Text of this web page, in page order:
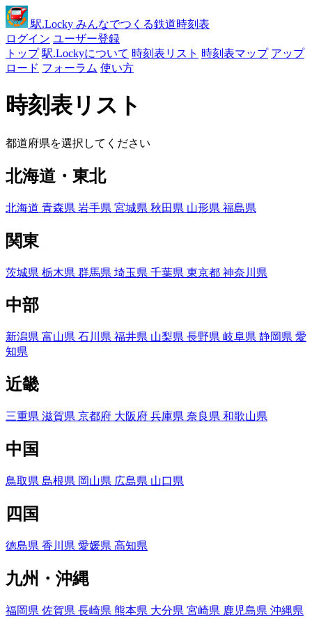
駅.Locky みんなでつくる鉄道時刻表
ログイン ユーザー登録
トップ 駅.Lockyについて 時刻表リスト 時刻表マップ アップ
ロード フォーラム 使い方
時刻表リスト
都道府県を選択してください
北海道・東北
北海道 青森県 岩手県 宮城県 秋田県 山形県 福島県
関東
茨城県 栃木県 群馬県 埼玉県 千葉県 東京都 神奈川県
中部
新潟県 富山県 石川県 福井県 山梨県 長野県 岐阜県 静岡県 愛
知県
近畿
三重県 滋賀県 京都府 大阪府 兵庫県 奈良県 和歌山県
中国
鳥取県 島根県 岡山県 広島県 山口県
四国
徳島県 香川県 愛媛県 高知県
九州・沖縄
福岡県 佐賀県 長崎県 熊本県 大分県 宮崎県 鹿児島県 沖縄県